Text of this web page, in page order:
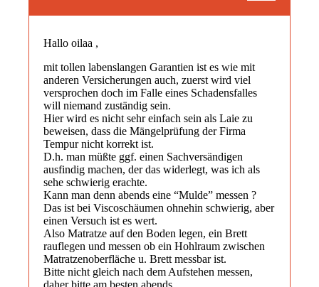
Hallo oilaa ,
mit tollen labenslangen Garantien ist es wie mit
anderen Versicherungen auch, zuerst wird viel
versprochen doch im Falle eines Schadensfalles
will niemand zuständig sein.
Hier wird es nicht sehr einfach sein als Laie zu
beweisen, dass die Mängelprüfung der Firma
Tempur nicht korrekt ist.
D.h. man müßte ggf. einen Sachversändigen
ausfindig machen, der das widerlegt, was ich als
sehe schwierig erachte.
Kann man denn abends eine “Mulde” messen ?
Das ist bei Viscoschäumen ohnehin schwierig, aber
einen Versuch ist es wert.
Also Matratze auf den Boden legen, ein Brett
rauflegen und messen ob ein Hohlraum zwischen
Matratzenoberfläche u. Brett messbar ist.
Bitte nicht gleich nach dem Aufstehen messen,
daher bitte am besten abends.